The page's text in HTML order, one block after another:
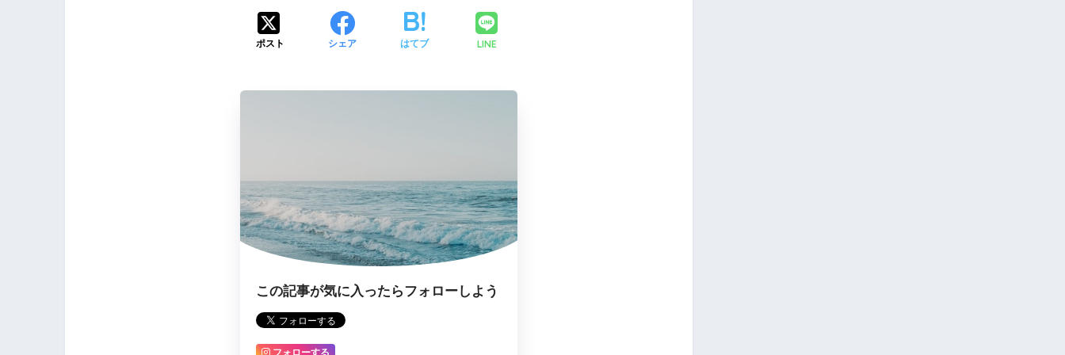
ポスト シェア はてブ LINE
この記事が気に入ったらフォローしよう
フォローする